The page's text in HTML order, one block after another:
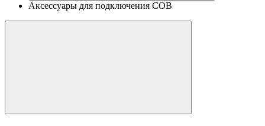
Аксессуары для подключения COB